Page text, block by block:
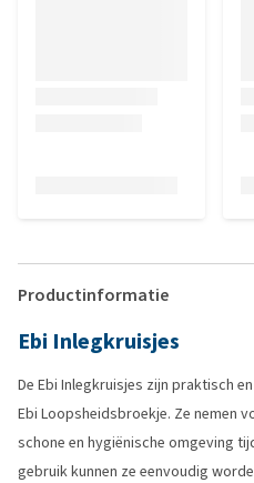
Productinformatie
Ebi Inlegkruisjes
De Ebi Inlegkruisjes zijn praktisch
Ebi Loopsheidsbroekje. Ze nemen
schone en hygiënische omgeving
gebruik kunnen ze eenvoudig